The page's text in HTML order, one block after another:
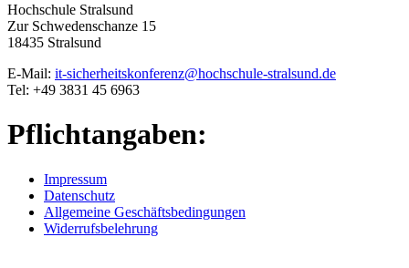
Hochschule Stralsund
Zur Schwedenschanze 15
18435 Stralsund
E-Mail: it-sicherheitskonferenz@hochschule-stralsund.de
Tel: +49 3831 45 6963
Pflichtangaben:
Impressum
Datenschutz
Allgemeine Geschäftsbedingungen
Widerrufsbelehrung